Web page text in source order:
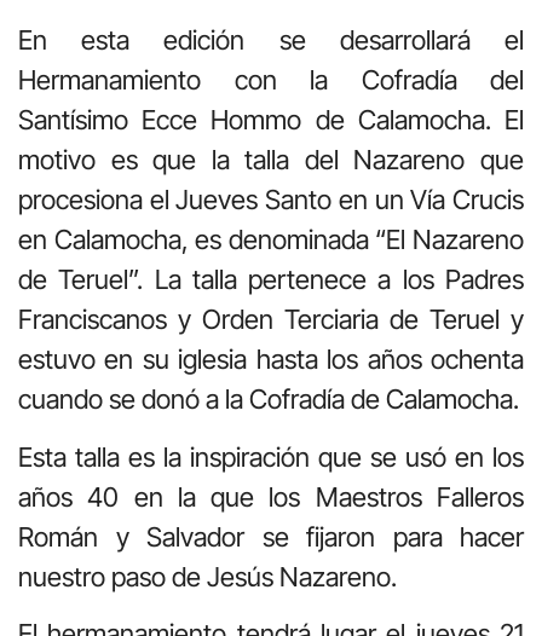
En esta edición se desarrollará el
Hermanamiento con la Cofradía del
Santísimo Ecce Hommo de Calamocha. El
motivo es que la talla del Nazareno que
procesiona el Jueves Santo en un Vía Crucis
en Calamocha, es denominada “El Nazareno
de Teruel”. La talla pertenece a los Padres
Franciscanos y Orden Terciaria de Teruel y
estuvo en su iglesia hasta los años ochenta
cuando se donó a la Cofradía de Calamocha.
Esta talla es la inspiración que se usó en los
años 40 en la que los Maestros Falleros
Román y Salvador se fijaron para hacer
nuestro paso de Jesús Nazareno.